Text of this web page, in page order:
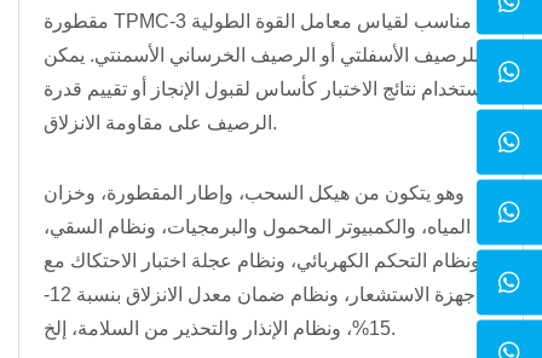
مقطورة TPMC-3 مناسب لقياس معامل القوة الطولية
للرصيف الأسفلتي أو الرصيف الخرساني الأسمنتي. يمكن
استخدام نتائج الاختبار كأساس لقبول الإنجاز أو تقييم قدرة
الرصيف على مقاومة الانزلاق.
وهو يتكون من هيكل السحب، وإطار المقطورة، وخزان
المياه، والكمبيوتر المحمول والبرمجيات، ونظام السقي،
ونظام التحكم الكهربائي، ونظام عجلة اختبار الاحتكاك مع
أجهزة الاستشعار، ونظام ضمان معدل الانزلاق بنسبة 12-
15%، ونظام الإنذار والتحذير من السلامة، إلخ.